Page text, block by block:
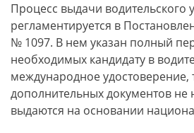
Процесс выдачи водительского
регламентируется в
№ 1097. В нем указан полный
необходимых кандидату в
международное удостоверение,
дополнительных документов не
выдаются на основании